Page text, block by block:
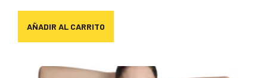
AÑADIR AL CARRITO